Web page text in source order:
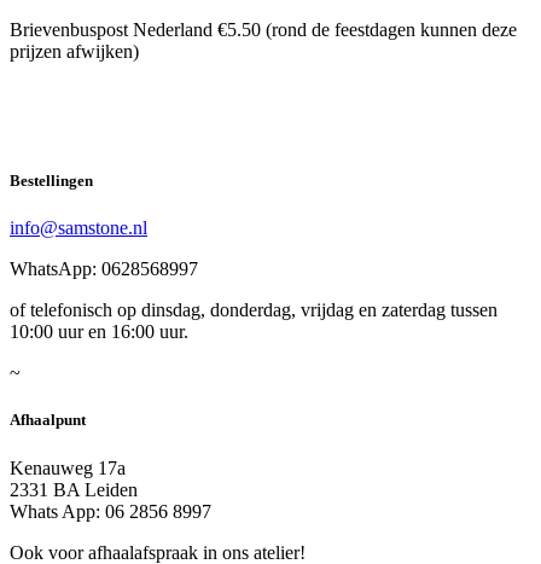
Brievenbuspost Nederland €5.50 (rond de feestdagen kunnen deze
prijzen afwijken)
Bestellingen
info@samstone.nl
WhatsApp: 0628568997
of telefonisch op dinsdag, donderdag, vrijdag en zaterdag tussen
10:00 uur en 16:00 uur.
~
Afhaalpunt
Kenauweg 17a
2331 BA Leiden
Whats App: 06 2856 8997
Ook voor afhaalafspraak in ons atelier!